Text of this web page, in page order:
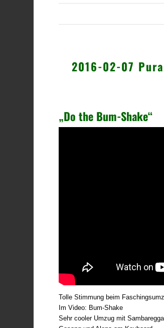
2016-02-07
„Do the Bum-Shake“
Tolle Stimmung beim
Im Video: Bum-Shake
Sehr cooler Umzug mit